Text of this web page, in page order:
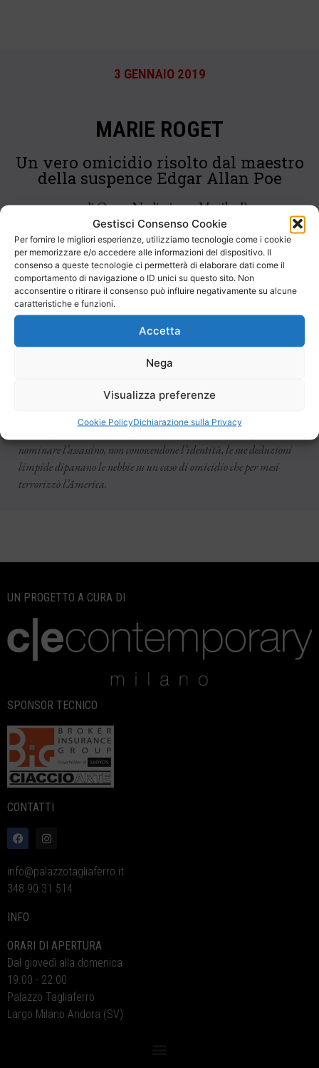
Gestisci Consenso Cookie
Per fornire le migliori esperienze, utilizziamo tecnologie come i cookie
per memorizzare e/o accedere alle informazioni del dispositivo. Il
consenso a queste tecnologie ci permetterà di elaborare dati come il
comportamento di navigazione o ID unici su questo sito. Non
acconsentire o ritirare il consenso può influire negativamente su alcune
caratteristiche e funzioni.
Accetta
Nega
Visualizza preferenze
Cookie PolicyDichiarazione sulla Privacy
3 GENNAIO 2019
MARIE ROGET
Un vero omicidio risolto dal maestro
della suspence Edgar Allan Poe
a cura di Omar Nedjari con Marika Pensa
Orari delle rappresentazioni: prima ore 18.00 – seconda
ore 20.30
PRENOTAZIONE NECESSARIA al n. 348 90 31 514
Edgar Allan Poe trasforma un vero fatto di cronaca (l’assassinio
della sigaraia Mary Rogers) in un racconto, nel quale segue con
incredibile capacità di deduzione era riuscito a costruire una pista
di indagine così precisa, arrivando a tali conclusioni, che fu egli
nominare l’assassino, non conoscendone l’identità, le sue deduzioni
limpide dipanano le nebbie su un caso di omicidio che per mesi
terrorizzò l’America.
UN PROGETTO A CURA DI
SPONSOR TECNICO
CONTATTI
info@palazzotagliaferro.it
348 90 31 514
INFO
ORARI DI APERTURA
Dal giovedì alla domenica
19.00 - 22.00
Palazzo Tagliaferro
Largo Milano Andora (SV)